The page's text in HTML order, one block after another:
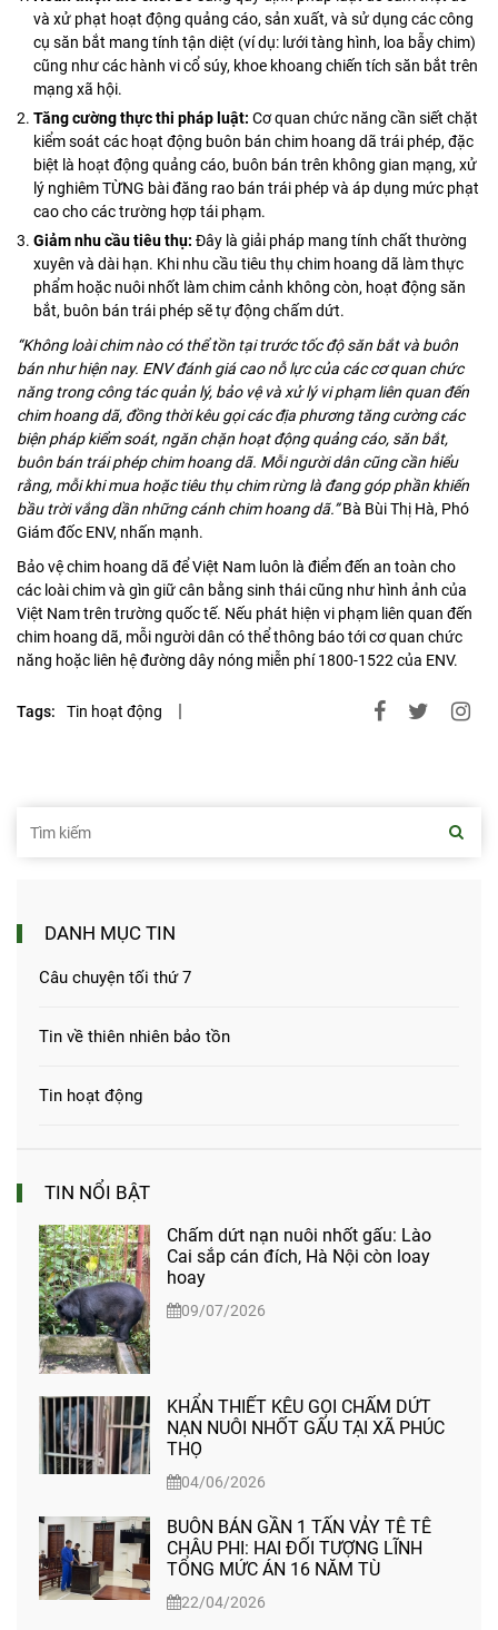
và xử phạt hoạt động quảng cáo, sản xuất, và sử dụng các công
cụ săn bắt mang tính tận diệt (ví dụ: lưới tàng hình, loa bẫy chim)
cũng như các hành vi cổ súy, khoe khoang chiến tích săn bắt trên
mạng xã hội.
Tăng cường thực thi pháp luật: Cơ quan chức năng cần siết chặt
kiểm soát các hoạt động buôn bán chim hoang dã trái phép, đặc
biệt là hoạt động quảng cáo, buôn bán trên không gian mạng, xử
lý nghiêm TỪNG bài đăng rao bán trái phép và áp dụng mức phạt
cao cho các trường hợp tái phạm.
Giảm nhu cầu tiêu thụ: Đây là giải pháp mang tính chất thường
xuyên và dài hạn. Khi nhu cầu tiêu thụ chim hoang dã làm thực
phẩm hoặc nuôi nhốt làm chim cảnh không còn, hoạt động săn
bắt, buôn bán trái phép sẽ tự động chấm dứt.
“Không loài chim nào có thể tồn tại trước tốc độ săn bắt và buôn
bán như hiện nay. ENV đánh giá cao nỗ lực của các cơ quan chức
năng trong công tác quản lý, bảo vệ và xử lý vi phạm liên quan đến
chim hoang dã, đồng thời kêu gọi các địa phương tăng cường các
biện pháp kiểm soát, ngăn chặn hoạt động quảng cáo, săn bắt,
buôn bán trái phép chim hoang dã. Mỗi người dân cũng cần hiểu
rằng, mỗi khi mua hoặc tiêu thụ chim rừng là đang góp phần khiến
bầu trời vắng dần những cánh chim hoang dã.”Bà Bùi Thị Hà, Phó
Giám đốc ENV, nhấn mạnh.
Bảo vệ chim hoang dã để Việt Nam luôn là điểm đến an toàn cho
các loài chim và gìn giữ cân bằng sinh thái cũng như hình ảnh của
Việt Nam trên trường quốc tế. Nếu phát hiện vi phạm liên quan đến
chim hoang dã, mỗi người dân có thể thông báo tới cơ quan chức
năng hoặc liên hệ đường dây nóng miễn phí 1800-1522 của ENV.
Tags: Tin hoạt động
DANH MỤC TIN
Câu chuyện tối thứ 7
Tin về thiên nhiên bảo tồn
Tin hoạt động
TIN NỔI BẬT
Chấm dứt nạn nuôi nhốt gấu: Lào
Cai sắp cán đích, Hà Nội còn loay
hoay
09/07/2026
KHẨN THIẾT KÊU GỌI CHẤM DỨT
NẠN NUÔI NHỐT GẤU TẠI XÃ PHÚC
THỌ
04/06/2026
BUÔN BÁN GẦN 1 TẤN VẢY TÊ TÊ
CHÂU PHI: HAI ĐỐI TƯỢNG LĨNH
TỔNG MỨC ÁN 16 NĂM TÙ
22/04/2026